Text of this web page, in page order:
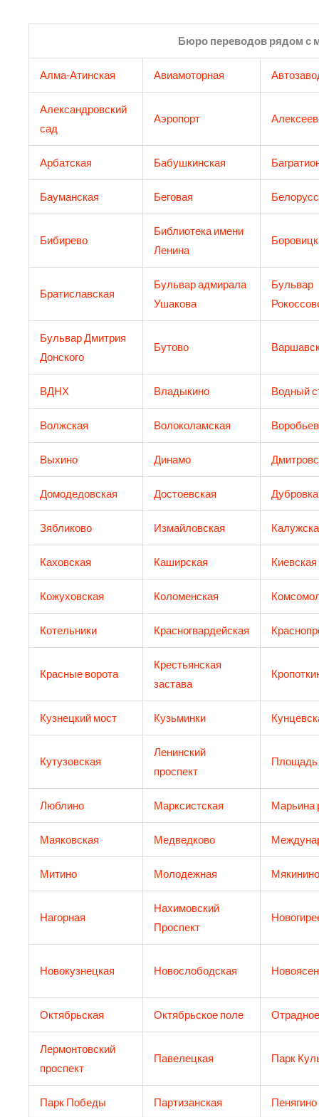
Бюро переводов рядом с
Алма-Атинская Авиамоторная
Александровский
сад
Аэропорт
Арбатская Бабушкинская
Бауманская Беговая
Бибирево
Библиотека имени
Ленина
Братиславская
Бульвар адмирала
Ушакова
Бульвар
Бульвар Дмитрия
Донского
Бутово
ВДНХ Владыкино Водный
Волжская Волоколамская
Выхино Динамо
Домодедовская Достоевская Дубровка
Зябликово Измайловская
Каховская Каширская Киевская
Кожуховская Коломенская
Котельники Красногвардейская
Красные ворота
Крестьянская
застава
Кузнецкий мост Кузьминки
Кутузовская
Ленинский
проспект
Площадь
Люблино Марксистская Марьина
Маяковская Медведково
Митино Молодежная Мякинино
Нагорная
Нахимовский
Проспект
Новокузнецкая Новослободская
Октябрьская Октябрьское поле Отрадное
Лермонтовский
проспект
Павелецкая Парк
Парк Победы Партизанская Пенягино